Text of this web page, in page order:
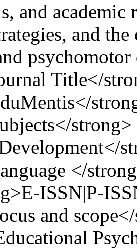
and academic
and
Title</
</
ISSN|P-
and